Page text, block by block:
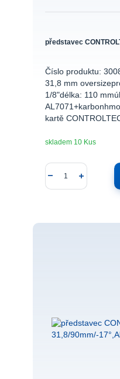
představec
Číslo produktu:
31,8 mm
1/8"délka: 110
kartě
skladem 10 Kus